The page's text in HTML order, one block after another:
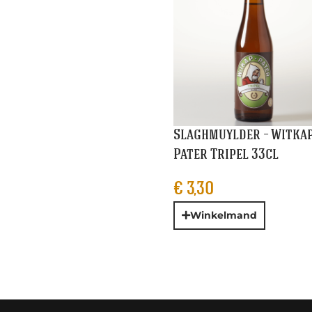
Slaghmuylder –
Pater Tripel 33cl
€ 3,30
Winkelmand